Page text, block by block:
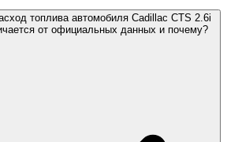
топлива автомобиля Cadillac CTS 2.6i
от официальных данных и почему?